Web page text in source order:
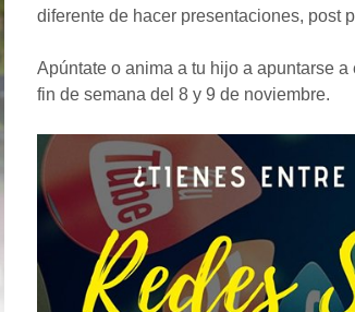
diferente de hacer presentaciones, post
Apúntate o anima a tu hijo a apuntarse
fin de semana del 8 y 9 de noviembre.